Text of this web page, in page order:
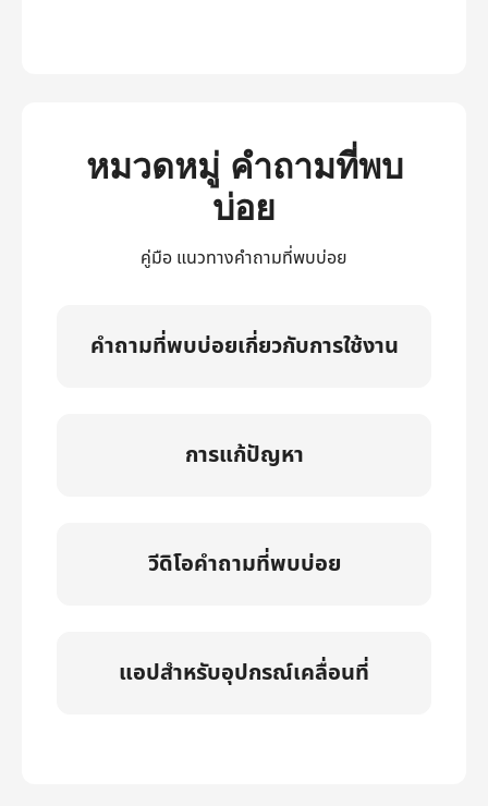
หมวดหมู่ คำถามที่พบ
บ่อย
คู่มือ แนวทางคำถามที่พบบ่อย
คำถามที่พบบ่อยเกี่ยวกับการใช้งาน
การแก้ปัญหา
วีดิโอคำถามที่พบบ่อย
แอปสำหรับอุปกรณ์เคลื่อนที่